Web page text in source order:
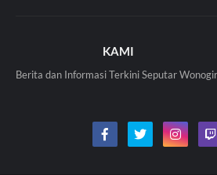
KAMI
Berita dan Informasi Terkini Seputar